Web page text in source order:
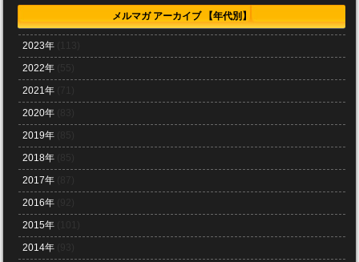
メルマガ アーカイブ 【年代別】
2023年
2022年
2021年
2020年
2019年
2018年
2017年
2016年
2015年
2014年